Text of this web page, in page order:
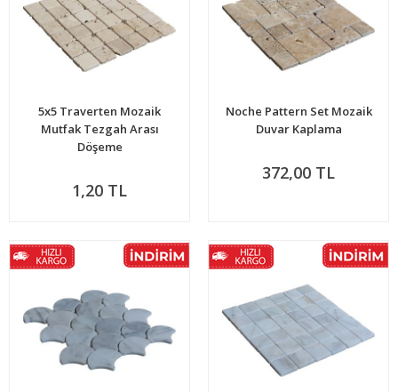
5x5 Traverten Mozaik
Mutfak Tezgah Arası
Döşeme
1,20 TL
Noche Pattern Set Mozaik
Duvar Kaplama
372,00 TL